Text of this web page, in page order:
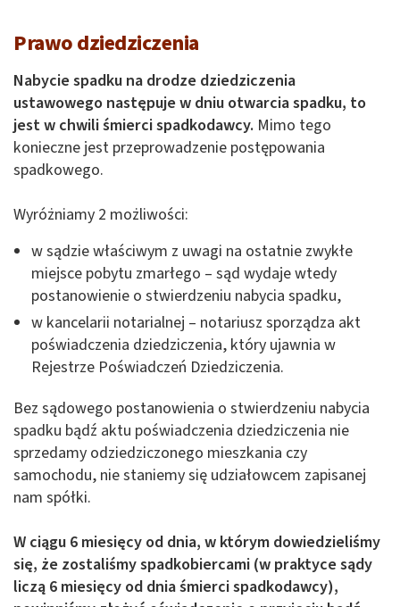
Prawo dziedziczenia
Nabycie spadku na drodze dziedziczenia
ustawowego następuje w dniu otwarcia spadku, to
jest w chwili śmierci spadkodawcy. Mimo tego
konieczne jest przeprowadzenie postępowania
spadkowego.
Wyróżniamy 2 możliwości:
w sądzie właściwym z uwagi na ostatnie zwykłe
miejsce pobytu zmarłego – sąd wydaje wtedy
postanowienie o stwierdzeniu nabycia spadku,
w kancelarii notarialnej – notariusz sporządza akt
poświadczenia dziedziczenia, który ujawnia w
Rejestrze Poświadczeń Dziedziczenia.
Bez sądowego postanowienia o stwierdzeniu nabycia
spadku bądź aktu poświadczenia dziedziczenia nie
sprzedamy odziedziczonego mieszkania czy
samochodu, nie staniemy się udziałowcem zapisanej
nam spółki.
W ciągu 6 miesięcy od dnia, w którym dowiedzieliśmy
się, że zostaliśmy spadkobiercami (w praktyce sądy
liczą 6 miesięcy od dnia śmierci spadkodawcy),